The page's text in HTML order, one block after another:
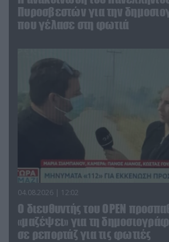
Πυροσβεστών για την
που γέλασε στη φωτιά
04.08.2026 | 12:02
O διευθυντής του OPEN
«μαζέψει» για τη
σε ρεπορτάζ για τις φωτιές